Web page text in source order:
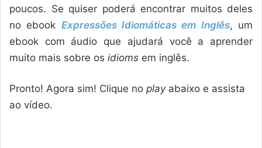
poucos. Se quiser poderá encontrar muitos deles
no ebook Expressões Idiomáticas em Inglês, um
ebook com áudio que ajudará você a aprender
muito mais sobre os idioms em inglês.
Pronto! Agora sim! Clique no playabaixo e assista
ao vídeo.